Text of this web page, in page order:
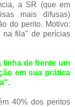
a SR (que em
mais difusas)
do perito. Motivo:
na fila" de perícias
linha de frente um
em sua prática
40% dos peritos